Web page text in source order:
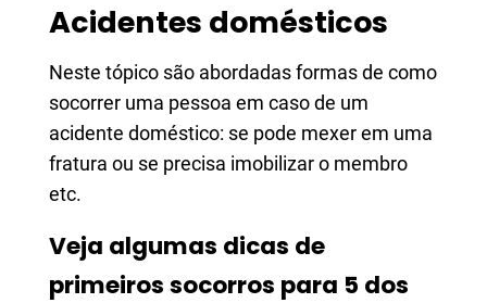
Acidentes domésticos
Neste tópico são abordadas formas de como
socorrer uma pessoa em caso de um
acidente doméstico: se pode mexer em uma
fratura ou se precisa imobilizar o membro
etc.
Veja algumas dicas de
primeiros socorros para 5 dos